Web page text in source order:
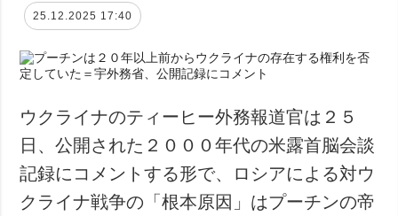
25.12.2025 17:40
ウクライナのティーヒー外務報道官は２５
日、公開された２０００年代の米露首脳会談
記録にコメントする形で、ロシアによる対ウ
クライナ戦争の「根本原因」はプーチンの帝